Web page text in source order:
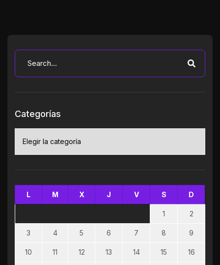
Categorías
L M X J V S D
1 2
3 4 5 6 7 8 9
10 11 12 13 14 15 16